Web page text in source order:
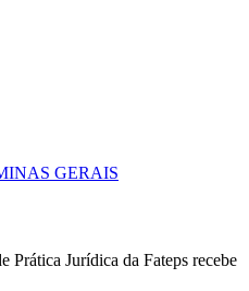
GERAIS
Prática Jurídica da Fateps recebe